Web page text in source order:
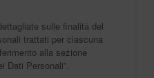
sulle finalità del
trattati per ciascuna
alla sezione
Dati Personali”.